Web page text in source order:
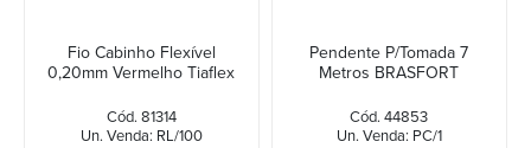
Fio Cabinho Flexível
0,20mm Vermelho Tiaflex
Cód. 81314
Un. Venda: RL/100
Pendente P/Tomada 7
Metros BRASFORT
Cód. 44853
Un. Venda: PC/1